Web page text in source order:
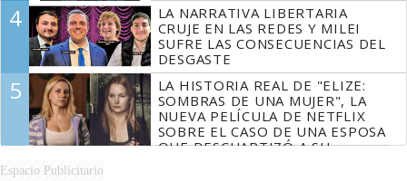
4
LA NARRATIVA LIBERTARIA
CRUJE EN LAS REDES Y MILEI
SUFRE LAS CONSECUENCIAS DEL
DESGASTE
5
LA HISTORIA REAL DE "ELIZE:
SOMBRAS DE UNA MUJER", LA
NUEVA PELÍCULA DE NETFLIX
SOBRE EL CASO DE UNA ESPOSA
QUE DESCUARTIZÓ A SU
Espacio Publicitario